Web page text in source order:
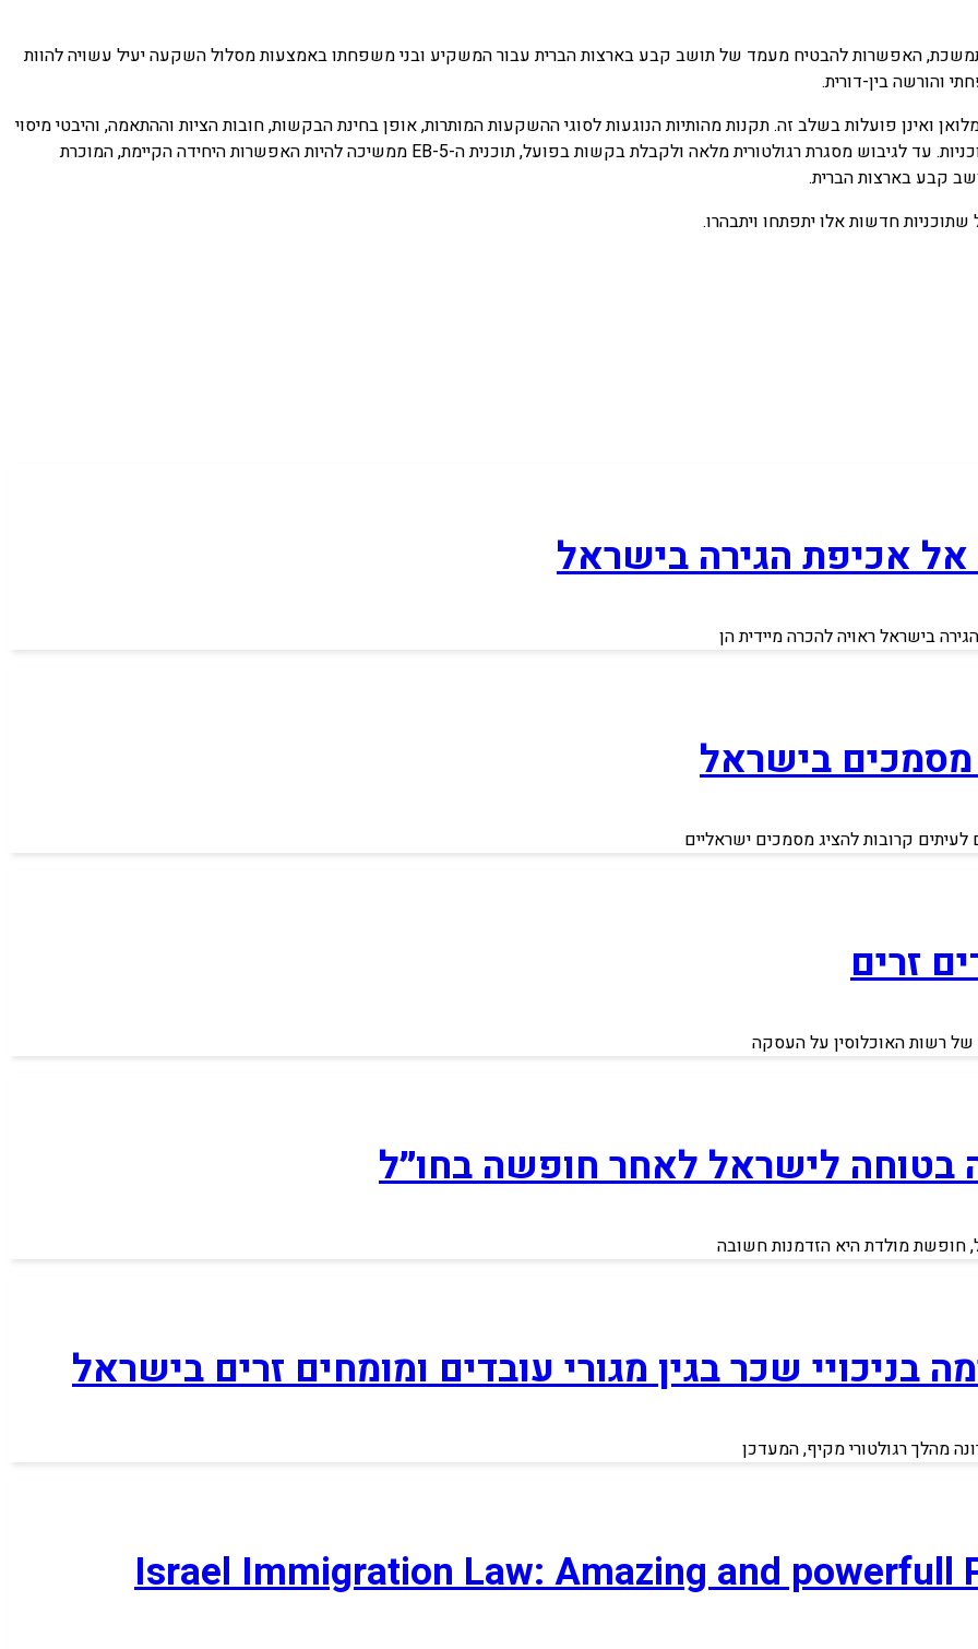
האפשרות להבטיח מעמד של תושב קבע בארצות הברית עבור המשקיע ובני משפחתו באמצעות מסלול השקעה יעיל עשויה להוות
והורשה בין-דורית.
ואינן פועלות בשלב זה. תקנות מהותיות הנוגעות לסוגי ההשקעות המותרות, אופן בחינת הבקשות, חובות הציות וההתאמה, והיבטי מיסוי
טרם פורסמו, וייתכן כי אתגרים משפטיים נוספים יעכבו את יישום התוכניות. עד לגיבוש מסגרת רגולטורית מלאה ולקבלת בקשות בפועל, תוכנית ה-EB-5 ממשיכה להיות האפשרות היחידה הקיימת, המוכרת
קבע בארצות הברית.
חדשות אלו יתפתחו ויתבהרו.
אל אכיפת הגירה בישראל
בישראל ראויה להכרה מיידית הן
מסמכים בישראל
קרובות להציג מסמכים ישראליים
זרים
של רשות האוכלוסין על העסקה
בטוחה לישראל לאחר חופשה בחו״ל
חופשת מולדת היא הזדמנות חשובה
שכר בגין מגורי עובדים ומומחים זרים בישראל
מהלך רגולטורי מקיף, המעדכן
Israel Immigration Law: Amazing and powerfull